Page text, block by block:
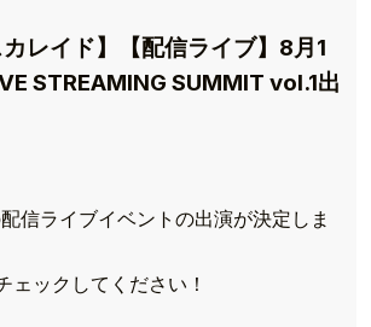
カレイド】【配信ライブ】8月1
STREAMING SUMMIT vol.1出
信ライブイベントの出演が決定しま
ェックしてください！